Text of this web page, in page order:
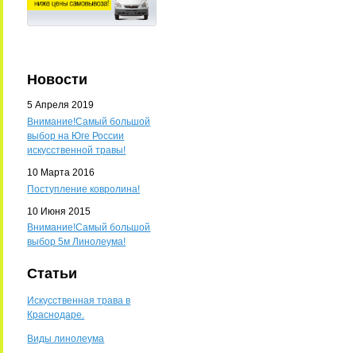
Новости
5 Апреля 2019
Внимание!Самый большой
выбор на Юге России
искусственной травы!
10 Марта 2016
Поступление ковролина!
10 Июня 2015
Внимание!Самый большой
выбор 5м Линолеума!
Статьи
Искусственная трава в
Краснодаре.
Виды линолеума